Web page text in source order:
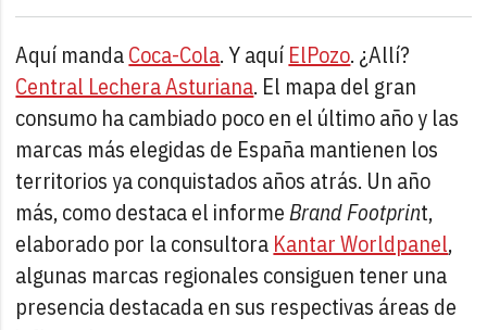
Aquí mandaCoca-Cola. Y aquí ElPozo. ¿Allí?
Central Lechera Asturiana. El mapa del gran
consumo ha cambiado poco en el último año y las
marcas más elegidas de España mantienen los
territorios ya conquistados años atrás. Un año
más, como destaca el informeBrand Footprint,
elaborado por la consultora Kantar Worldpanel,
algunas marcas regionales consiguen tener una
presencia destacada en sus respectivas áreas de